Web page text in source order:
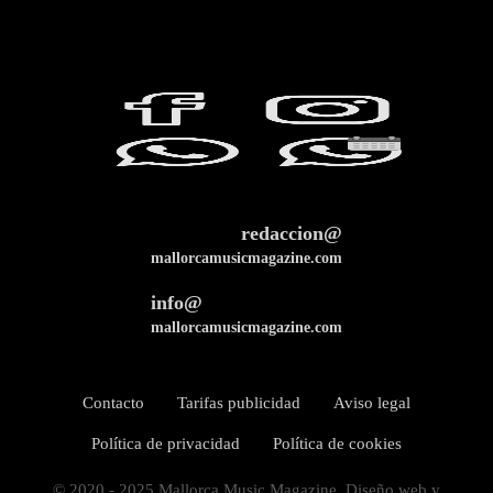
redaccion@
mallorcamusicmagazine.com
info@
mallorcamusicmagazine.com
Contacto Tarifas publicidad Aviso legal
Política de privacidad Política de cookies
© 2020 - 2025 Mallorca Music Magazine. Diseño web y